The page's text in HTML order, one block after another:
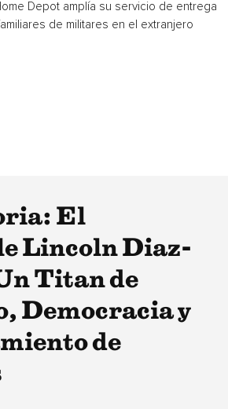
Depot amplía su servicio de entrega
de militares en el extranjero
El
Lincoln Diaz-
Titan de
Democracia y
de